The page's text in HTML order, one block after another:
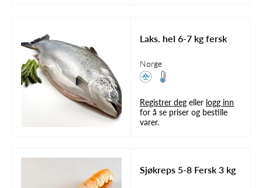
Laks. hel 6-7 kg fersk
Norge
Registrer deg eller logg inn
for å se priser og bestille
varer.
Sjøkreps 5-8 Fersk 3 kg